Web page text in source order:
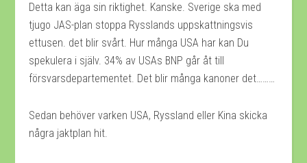
Detta kan äga sin riktighet. Kanske. Sverige ska med
tjugo JAS-plan stoppa Rysslands uppskattningsvis
ettusen. det blir svårt. Hur många USA har kan Du
spekulera i själv. 34% av USAs BNP går åt till
försvarsdepartementet. Det blir många kanoner det………
Sedan behöver varken USA, Ryssland eller Kina skicka
några jaktplan hit.